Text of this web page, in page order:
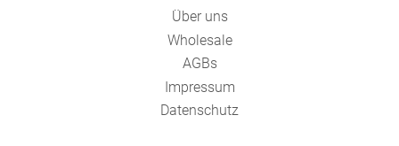
Über uns
Wholesale
AGBs
Impressum
Datenschutz